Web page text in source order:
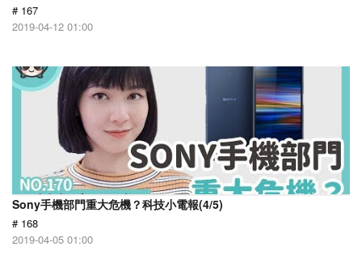
# 167
2019-04-12 01:00
Sony手機部門重大危機？科技小電報(4/5)
# 168
2019-04-05 01:00